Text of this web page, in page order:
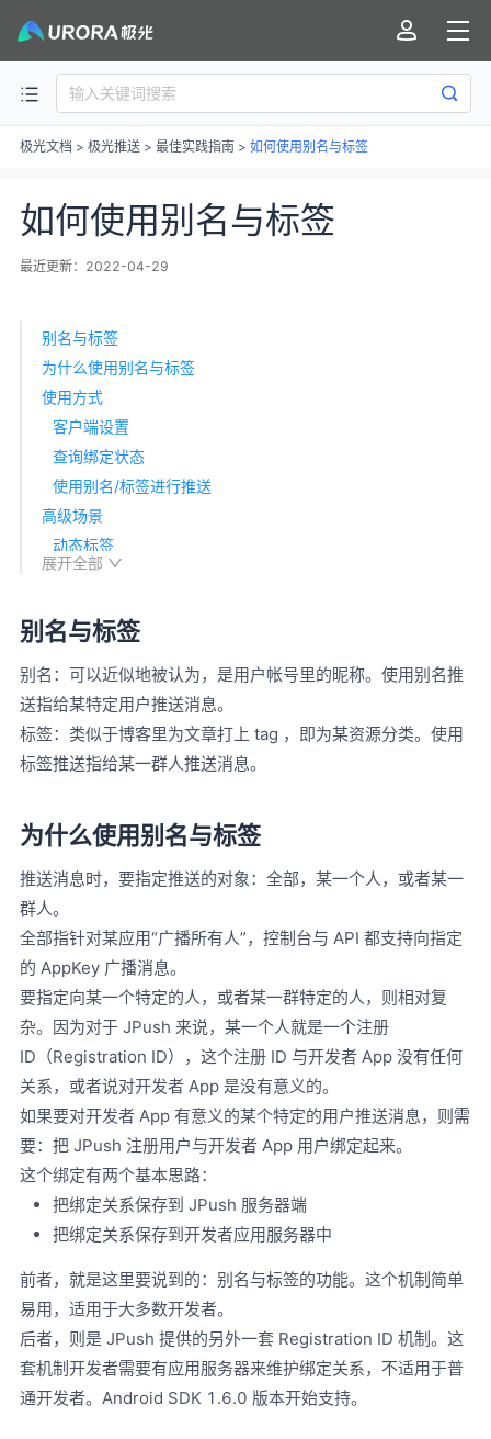
极光文档 > 极光推送 > 最佳实践指南 > 如何使用别名与标签
如何使用别名与标签
最近更新：2022-04-29
别名与标签
为什么使用别名与标签
使用方式
客户端设置
查询绑定状态
使用别名/标签进行推送
高级场景
动态标签
别名与标签设置异常处理
展开全部
别名与标签
别名：可以近似地被认为，是用户帐号里的昵称。使用别名推
送指给某特定用户推送消息。
标签：类似于博客里为文章打上 tag ，即为某资源分类。使用
标签推送指给某一群人推送消息。
为什么使用别名与标签
推送消息时，要指定推送的对象：全部，某一个人，或者某一
群人。
全部指针对某应用“广播所有人”，控制台与 API 都支持向指定
的 AppKey 广播消息。
要指定向某一个特定的人，或者某一群特定的人，则相对复
杂。因为对于 JPush 来说，某一个人就是一个注册
ID（Registration ID），这个注册 ID 与开发者 App 没有任何
关系，或者说对开发者 App 是没有意义的。
如果要对开发者 App 有意义的某个特定的用户推送消息，则需
要：把 JPush 注册用户与开发者 App 用户绑定起来。
这个绑定有两个基本思路：
把绑定关系保存到 JPush 服务器端
把绑定关系保存到开发者应用服务器中
前者，就是这里要说到的：别名与标签的功能。这个机制简单
易用，适用于大多数开发者。
后者，则是 JPush 提供的另外一套 Registration ID 机制。这
套机制开发者需要有应用服务器来维护绑定关系，不适用于普
通开发者。Android SDK 1.6.0 版本开始支持。